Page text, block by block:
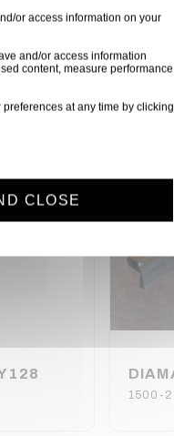
1500-2
or access information on your
and/or access information
content, measure performance
at any time by clicking
CLOSE